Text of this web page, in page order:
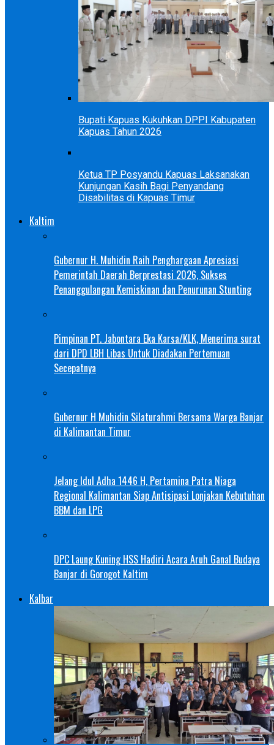
Bupati Kapuas Kukuhkan DPPI Kabupaten
Kapuas Tahun 2026
Ketua TP Posyandu Kapuas Laksanakan
Kunjungan Kasih Bagi Penyandang
Disabilitas di Kapuas Timur
Kaltim
Gubernur H. Muhidin Raih Penghargaan Apresiasi
Pemerintah Daerah Berprestasi 2026, Sukses
Penanggulangan Kemiskinan dan Penurunan Stunting
Pimpinan PT. Jabontara Eka Karsa/KLK, Menerima surat
dari DPD LBH Libas Untuk Diadakan Pertemuan
Secepatnya
Gubernur H Muhidin Silaturahmi Bersama Warga Banjar
di Kalimantan Timur
Jelang Idul Adha 1446 H, Pertamina Patra Niaga
Regional Kalimantan Siap Antisipasi Lonjakan Kebutuhan
BBM dan LPG
DPC Laung Kuning HSS Hadiri Acara Aruh Ganal Budaya
Banjar di Gorogot Kaltim
Kalbar